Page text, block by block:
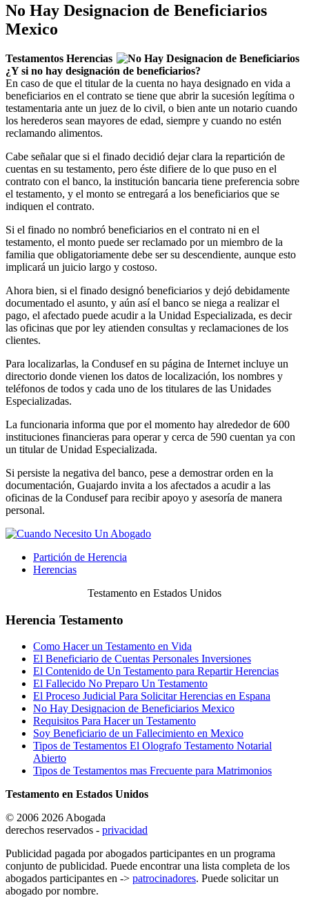
No Hay Designacion de Beneficiarios
Mexico
Testamentos Herencias
¿Y si no hay designación de beneficiarios?
En caso de que el titular de la cuenta no haya designado en vida a
beneficiarios en el contrato se tiene que abrir la sucesión legítima o
testamentaria ante un juez de lo civil, o bien ante un notario cuando
los herederos sean mayores de edad, siempre y cuando no estén
reclamando alimentos.
Cabe señalar que si el finado decidió dejar clara la repartición de
cuentas en su testamento, pero éste difiere de lo que puso en el
contrato con el banco, la institución bancaria tiene preferencia sobre
el testamento, y el monto se entregará a los beneficiarios que se
indiquen el contrato.
Si el finado no nombró beneficiarios en el contrato ni en el
testamento, el monto puede ser reclamado por un miembro de la
familia que obligatoriamente debe ser su descendiente, aunque esto
implicará un juicio largo y costoso.
Ahora bien, si el finado designó beneficiarios y dejó debidamente
documentado el asunto, y aún así el banco se niega a realizar el
pago, el afectado puede acudir a la Unidad Especializada, es decir
las oficinas que por ley atienden consultas y reclamaciones de los
clientes.
Para localizarlas, la Condusef en su página de Internet incluye un
directorio donde vienen los datos de localización, los nombres y
teléfonos de todos y cada uno de los titulares de las Unidades
Especializadas.
La funcionaria informa que por el momento hay alrededor de 600
instituciones financieras para operar y cerca de 590 cuentan ya con
un titular de Unidad Especializada.
Si persiste la negativa del banco, pese a demostrar orden en la
documentación, Guajardo invita a los afectados a acudir a las
oficinas de la Condusef para recibir apoyo y asesoría de manera
personal.
Partición de Herencia
Herencias
Testamento en Estados Unidos
Herencia Testamento
Como Hacer un Testamento en Vida
El Beneficiario de Cuentas Personales Inversiones
El Contenido de Un Testamento para Repartir Herencias
El Fallecido No Preparo Un Testamento
El Proceso Judicial Para Solicitar Herencias en Espana
No Hay Designacion de Beneficiarios Mexico
Requisitos Para Hacer un Testamento
Soy Beneficiario de un Fallecimiento en Mexico
Tipos de Testamentos El Olografo Testamento Notarial
Abierto
Tipos de Testamentos mas Frecuente para Matrimonios
Testamento en Estados Unidos
© 2006 2026 Abogada
derechos reservados - privacidad
Publicidad pagada por abogados participantes en un programa
conjunto de publicidad. Puede encontrar una lista completa de los
abogados participantes en -> patrocinadores. Puede solicitar un
abogado por nombre.